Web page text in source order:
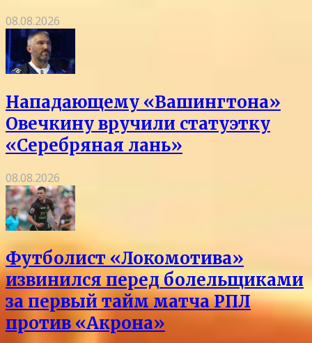
08.08.2026
Нападающему «Вашингтона»
Овечкину вручили статуэтку
«Серебряная лань»
08.08.2026
Футболист «Локомотива»
извинился перед болельщиками
за первый тайм матча РПЛ
против «Акрона»